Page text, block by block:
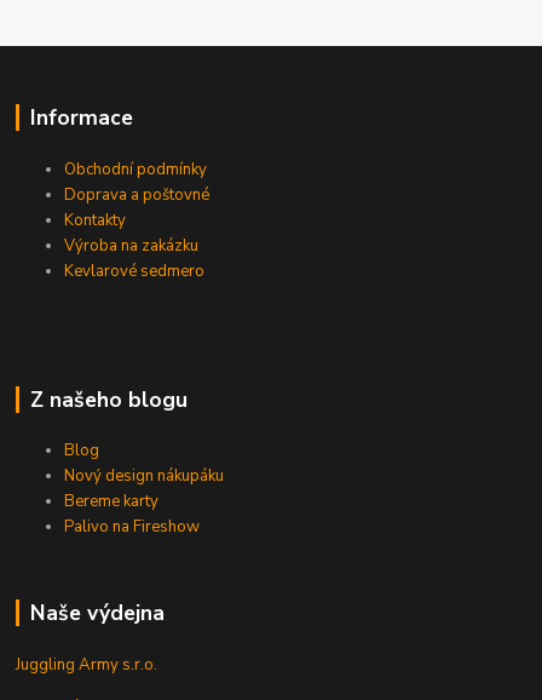
Informace
Obchodní podmínky
Doprava a poštovné
Kontakty
Výroba na zakázku
Kevlarové sedmero
Z našeho blogu
Blog
Nový design nákupáku
Bereme karty
Palivo na Fireshow
Naše výdejna
Juggling Army s.r.o.